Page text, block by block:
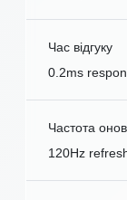
Час відгуку
0.2ms
Частота
120Hz